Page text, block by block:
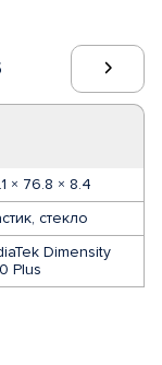
× 76.8 × 8.4
стекло
Dimensity
Plus